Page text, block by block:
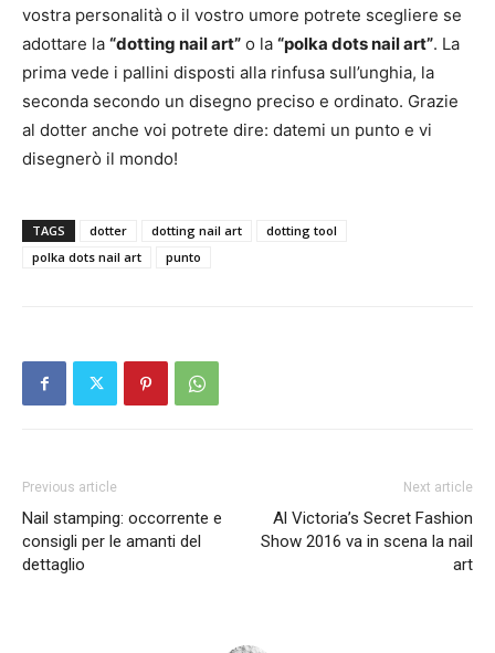
vostra personalità o il vostro umore potrete scegliere se
adottare la “dotting nail art” o la “polka dots nail art”. La
prima vede i pallini disposti alla rinfusa sull’unghia, la
seconda secondo un disegno preciso e ordinato. Grazie
al dotter anche voi potrete dire: datemi un punto e vi
disegnerò il mondo!
TAGS dotter dotting nail art
dotting tool
polka dots nail art
punto
Previous article
Nail stamping: occorrente e
consigli per le amanti del
dettaglio
Next article
Al Victoria’s Secret Fashion
Show 2016 va in scena la nail
art